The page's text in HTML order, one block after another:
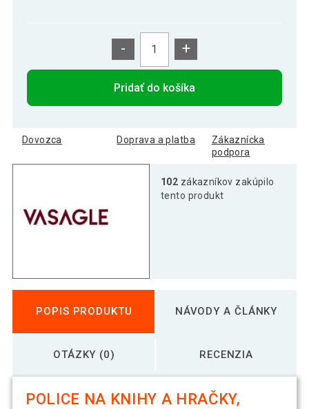
- +
Pridať do košíka
Dovozca Doprava a platba
Zákaznícka
podpora
102 zákazníkov zakúpilo
tento produkt
POPIS PRODUKTU NÁVODY A ČLÁNKY
OTÁZKY (0) RECENZIA
POLICE NA KNIHY A HRAČKY,